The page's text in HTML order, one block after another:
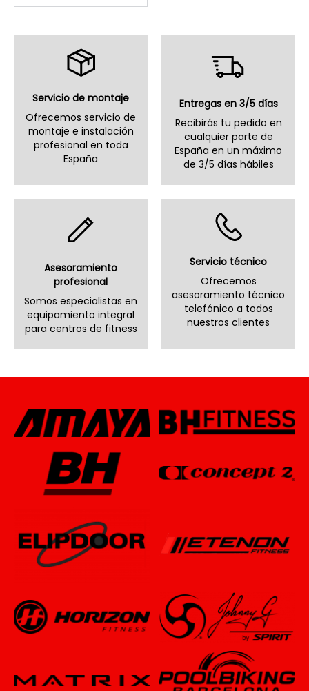
Servicio de montaje
Ofrecemos servicio de
montaje e instalación
profesional en toda
España
Entregas en 3/5 días
Recibirás tu pedido en
cualquier parte de
España en un máximo
de 3/5 días hábiles
Asesoramiento
profesional
Somos especialistas en
equipamiento integral
para centros de fitness
Servicio técnico
Ofrecemos
asesoramiento técnico
telefónico a todos
nuestros clientes